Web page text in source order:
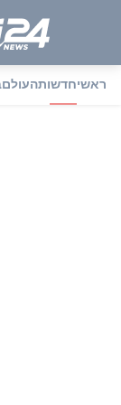
ראשיחדשותהעולם